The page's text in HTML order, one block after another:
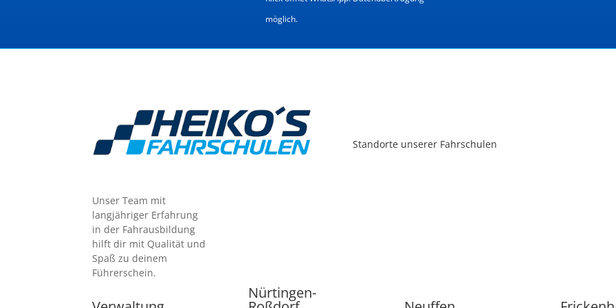
möglich.
Standorte unserer Fahrschulen
Unser Team mit
langjähriger Erfahrung
in der Fahrausbildung
hilft dir mit Qualität und
Spaß zu deinem
Führerschein.
Nürtingen-